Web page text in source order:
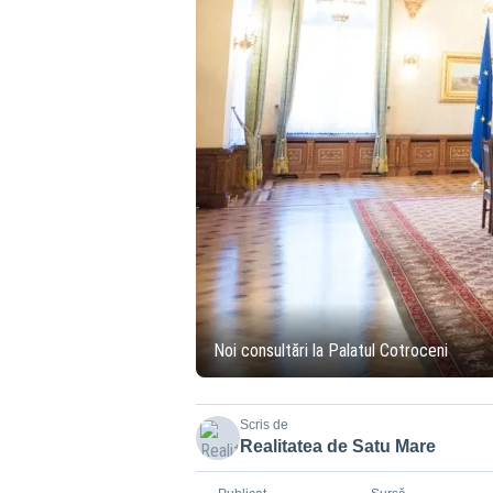
Noi consultări la Palatul Cotroceni
Scris de
Realitatea de Satu Mare